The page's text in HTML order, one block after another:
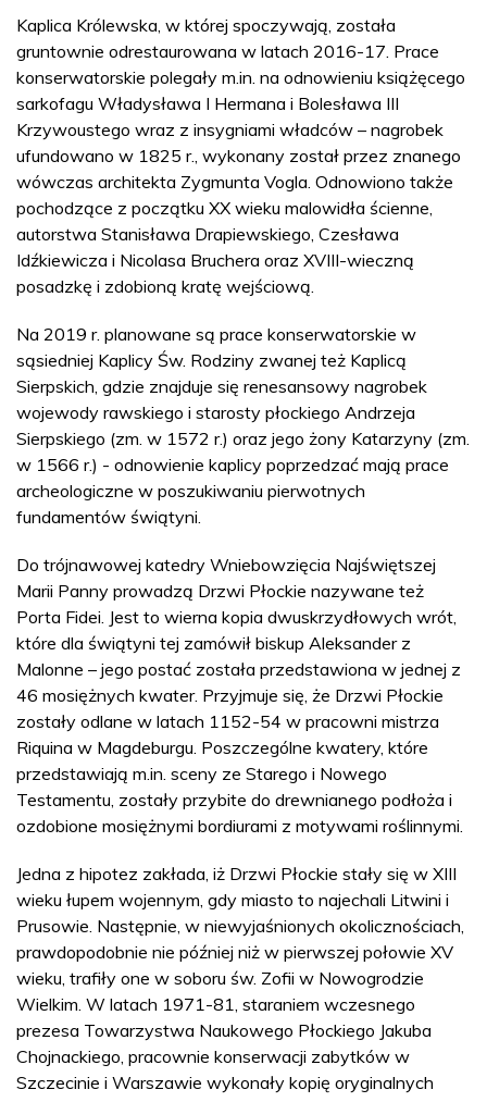
Kaplica Królewska, w której spoczywają, została
gruntownie odrestaurowana w latach 2016-17. Prace
konserwatorskie polegały m.in. na odnowieniu książęcego
sarkofagu Władysława I Hermana i Bolesława III
Krzywoustego wraz z insygniami władców – nagrobek
ufundowano w 1825 r., wykonany został przez znanego
wówczas architekta Zygmunta Vogla. Odnowiono także
pochodzące z początku XX wieku malowidła ścienne,
autorstwa Stanisława Drapiewskiego, Czesława
Idźkiewicza i Nicolasa Bruchera oraz XVIII-wieczną
posadzkę i zdobioną kratę wejściową.
Na 2019 r. planowane są prace konserwatorskie w
sąsiedniej Kaplicy Św. Rodziny zwanej też Kaplicą
Sierpskich, gdzie znajduje się renesansowy nagrobek
wojewody rawskiego i starosty płockiego Andrzeja
Sierpskiego (zm. w 1572 r.) oraz jego żony Katarzyny (zm.
w 1566 r.) - odnowienie kaplicy poprzedzać mają prace
archeologiczne w poszukiwaniu pierwotnych
fundamentów świątyni.
Do trójnawowej katedry Wniebowzięcia Najświętszej
Marii Panny prowadzą Drzwi Płockie nazywane też
Porta Fidei. Jest to wierna kopia dwuskrzydłowych wrót,
które dla świątyni tej zamówił biskup Aleksander z
Malonne – jego postać została przedstawiona w jednej z
46 mosiężnych kwater. Przyjmuje się, że Drzwi Płockie
zostały odlane w latach 1152-54 w pracowni mistrza
Riquina w Magdeburgu. Poszczególne kwatery, które
przedstawiają m.in. sceny ze Starego i Nowego
Testamentu, zostały przybite do drewnianego podłoża i
ozdobione mosiężnymi bordiurami z motywami roślinnymi.
Jedna z hipotez zakłada, iż Drzwi Płockie stały się w XIII
wieku łupem wojennym, gdy miasto to najechali Litwini i
Prusowie. Następnie, w niewyjaśnionych okolicznościach,
prawdopodobnie nie później niż w pierwszej połowie XV
wieku, trafiły one w soboru św. Zofii w Nowogrodzie
Wielkim. W latach 1971-81, staraniem wczesnego
prezesa Towarzystwa Naukowego Płockiego Jakuba
Chojnackiego, pracownie konserwacji zabytków w
Szczecinie i Warszawie wykonały kopię oryginalnych